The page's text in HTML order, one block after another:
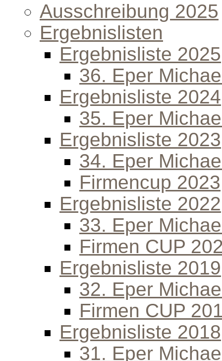
Ausschreibung 2025
Ergebnislisten
Ergebnisliste 2025
36. Eper
Ergebnisliste 2024
35. Eper
Ergebnisliste 2023
34. Eper
Firmencup 2023
Ergebnisliste 2022
33. Eper
Firmen CUP
Ergebnisliste 2019
32. Eper
Firmen CUP
Ergebnisliste 2018
31. Eper